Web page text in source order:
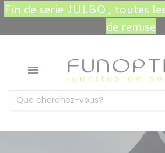
Fin de serie JULBO , toutes
de remise
